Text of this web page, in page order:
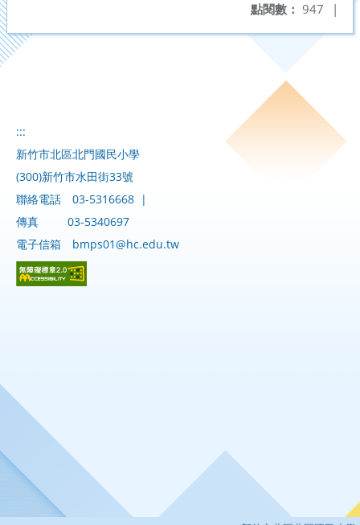
點閱數： 947 |
:::
新竹市北區北門國民小學
(300)新竹市水田街33號
聯絡電話
03-5316668 |
傳真
03-5340697
電子信箱
bmps01@hc.edu.tw